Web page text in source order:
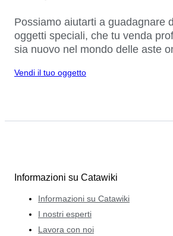
Possiamo aiutarti a guadagnare
oggetti speciali, che tu venda
sia nuovo nel mondo delle aste
Vendi il tuo oggetto
Informazioni su Catawiki
Informazioni su Catawiki
I nostri esperti
Lavora con noi